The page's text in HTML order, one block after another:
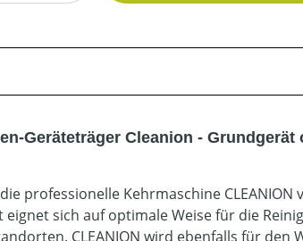
Geräteträger Cleanion - Grundgerät
professionelle Kehrmaschine CLEANION
sich auf optimale Weise für die
CLEANION wird ebenfalls für den